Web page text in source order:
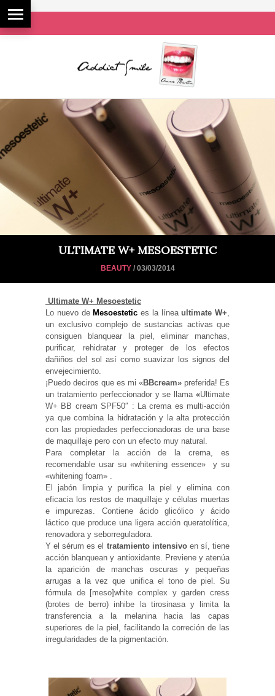
ULTIMATE W+ MESOESTETIC
BEAUTY/ 03/03/2014
Ultimate W+ Mesoestetic
Lo nuevo de Mesoestetic es la líneaultimate W+,
un exclusivo complejo de sustancias activas que
consiguen blanquear la piel, eliminar manchas,
purificar, rehidratar y proteger de los efectos
dañiños del sol así como suavizar los signos del
envejecimiento.
¡Puedo deciros que es mi «BBcream» preferida! Es
un tratamiento perfeccionador y se llama«Ultimate
W+ BB cream SPF50″ : La crema es multi-acción
ya que combina la hidratación y la alta protección
con las propiedades perfeccionadoras de una base
de maquillaje pero con un efecto muy natural.
Para completar la acción de la crema, es
recomendable usar su «whitening essence» y su
«whitening foam» .
El jabón limpia y purifica la piel y elimina con
eficacia los restos de maquillaje y células muertas
e impurezas. Contiene ácido glicólico y ácido
láctico que produce una ligera acción queratolítica,
renovadora y seborreguladora.
Y el sérum es el tratamiento intensivoen sí, tiene
acción blanquean y antioxidante. Previene y atenúa
la aparición de manchas oscuras y pequeñas
arrugas a la vez que unifica el tono de piel. Su
fórmula de [meso]white complex y garden cress
(brotes de berro) inhibe la tirosinasa y limita la
transferencia a la melanina hacia las capas
superiores de la piel, facilitando la correción de las
irregularidades de la pigmentación.
Necesarias
Estadísticas
cookies no
opcionales.
necesarias
para que
funcione la
web. Para
mejorar la
funcionalidad
y estructura
de la web, en
base a cómo
se usa la
Experiencia
Para que
nuestra web
funcione lo
mejor posible
durante tu
visita. Si
rechaza estas
cookies,